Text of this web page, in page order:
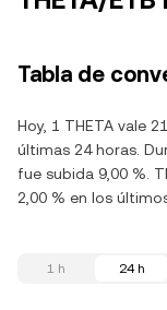
Tabla de
Hoy, 1 THETA vale
últimas 24 horas.
fue subida 9,00 %.
2,00 % en los
1 h 24 h